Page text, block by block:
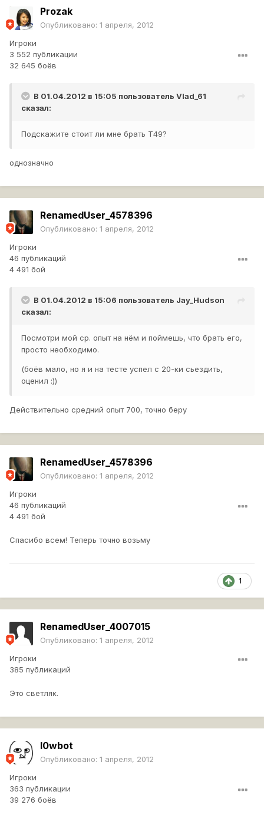
Prozak
Опубликовано: 1 апреля, 2012
Игроки
3 552 публикации
32 645 боёв
В 01.04.2012 в 15:05 пользователь Vlad_61
сказал:
Подскажите стоит ли мне брать Т49?
однозначно
RenamedUser_4578396
Опубликовано: 1 апреля, 2012
Игроки
46 публикаций
4 491 бой
В 01.04.2012 в 15:06 пользователь Jay_Hudson
сказал:
Посмотри мой ср. опыт на нём и поймешь, что брать его,
просто необходимо.
(боёв мало, но я и на тесте успел с 20-ки сьездить,
оценил :))
Действительно средний опыт 700, точно беру
RenamedUser_4578396
Опубликовано: 1 апреля, 2012
Игроки
46 публикаций
4 491 бой
Спасибо всем! Теперь точно возьму
1
RenamedUser_4007015
Опубликовано: 1 апреля, 2012
Игроки
385 публикаций
Это светляк.
l0wbot
Опубликовано: 1 апреля, 2012
Игроки
363 публикации
39 276 боёв